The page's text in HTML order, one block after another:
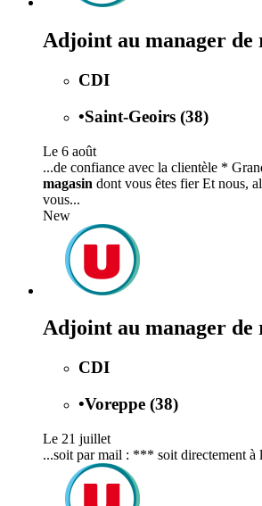
Adjoint au manager de
CDI
•Saint-Geoirs (38)
Le 6 août
...de confiance avec la clientèle *
magasin dont vous êtes fier Et nous,
vous...
New
Adjoint au manager de
CDI
•Voreppe (38)
Le 21 juillet
...soit par mail : *** soit directement à